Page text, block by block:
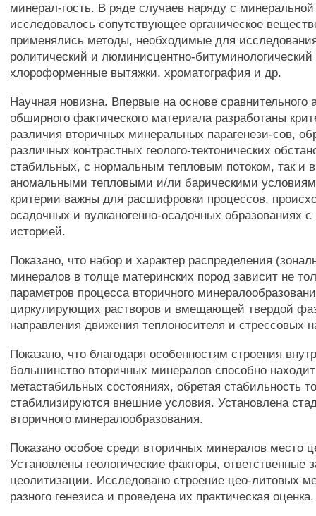
минерал-гость. В ряде случаев наряду с
исследовалось сопутствующее органическое
применялись методы, необходимые для
ролитический и люминисцентно-
хлороформенные вытяжки, хроматография и др.
Научная новизна. Впервые на основе сравнительного
обширного фактического материала разработаны
различия вторичных минеральных парагенези-сов,
различных контрастных геолого-тектонических
стабильных, с нормальным тепловым потоком, так и
аномальными тепловыми и/ли барическими
критерии важны для расшифровки процессов,
осадочных и вулканогенно-осадочных образованиях с
историей.
Показано, что набор и характер распределения
минералов в толще материнских пород зависит не
параметров процесса вторичного
циркулирующих растворов и вмещающей твердой
направления движения теплоносителя и стрессовых
Показано, что благодаря особенностям строения
большинство вторичных минералов способно
метастабильных состояниях, обретая стабильность
стабилизируются внешние условия. Установлена
вторичного минералообразования.
Показано особое среди вторичных минералов место
Установлены геологические факторы, ответственные
цеолитизации. Исследовано строение цео-литовых
разного генезиса и проведена их практическая оценка.